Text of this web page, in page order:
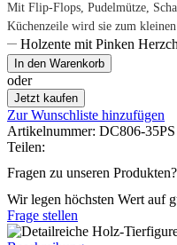
Mit Flip-Flops, Pudelmütze,
Küchenzeile wird sie zum
Holzente mit Pinken
In den Warenkorb
oder
Jetzt kaufen
Zur Wunschliste hinzufügen
Artikelnummer: DC806-35PS
Teilen:
Fragen zu unseren Produkten?
Wir legen höchsten Wert auf
Frage stellen